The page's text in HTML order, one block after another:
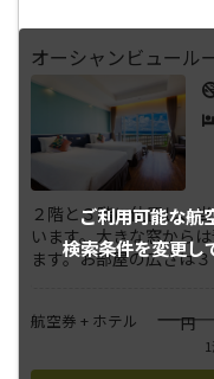
ご利用可能な航
検索条件を変更し
オーシャンビュール
２階と３階に位置し、
います。大きな窓から
ます。お部屋の広さは
航空券 + ホテル ――――円